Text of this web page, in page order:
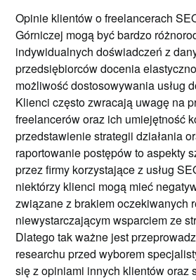
Opinie klientów o freelancerach
Górniczej mogą być bardzo
indywidualnych doświadczeń z
przedsiębiorców docenia
możliwość dostosowywania usług
Klienci często zwracają uwagę na
freelancerów oraz ich umiejętność
przedstawienie strategii działania
raportowanie postępów to aspekty
przez firmy korzystające z usług
niektórzy klienci mogą mieć
związane z brakiem oczekiwanych
niewystarczającym wsparciem ze
Dlatego tak ważne jest
researchu przed wyborem
się z opiniami innych klientów oraz